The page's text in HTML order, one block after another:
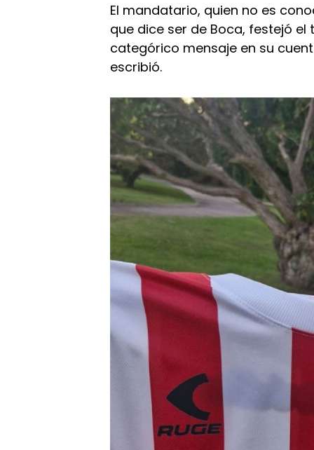
El mandatario, quien no es
que dice ser de Boca, festejó
categórico mensaje en su
escribió.